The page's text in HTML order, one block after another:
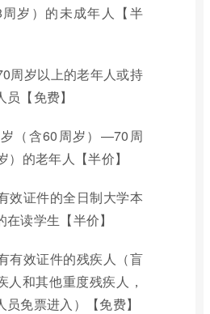
岁）的未成年人【半
周岁以上的老年人或持
员【免费】
（含60周岁）—70周
）的老年人【半价】
效证件的全日制大学本
读学生【半价】
有效证件的残疾人（盲
人和其他重度残疾人，
免票进入）【免费】